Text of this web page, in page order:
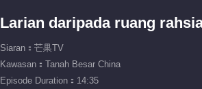
Larian daripada ruang
Siaran：芒果TV
Kawasan：Tanah Besar China
Episode Duration：14:35